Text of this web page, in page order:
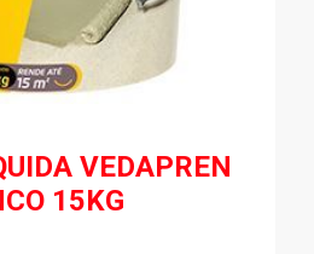
VEDAPREN
15KG